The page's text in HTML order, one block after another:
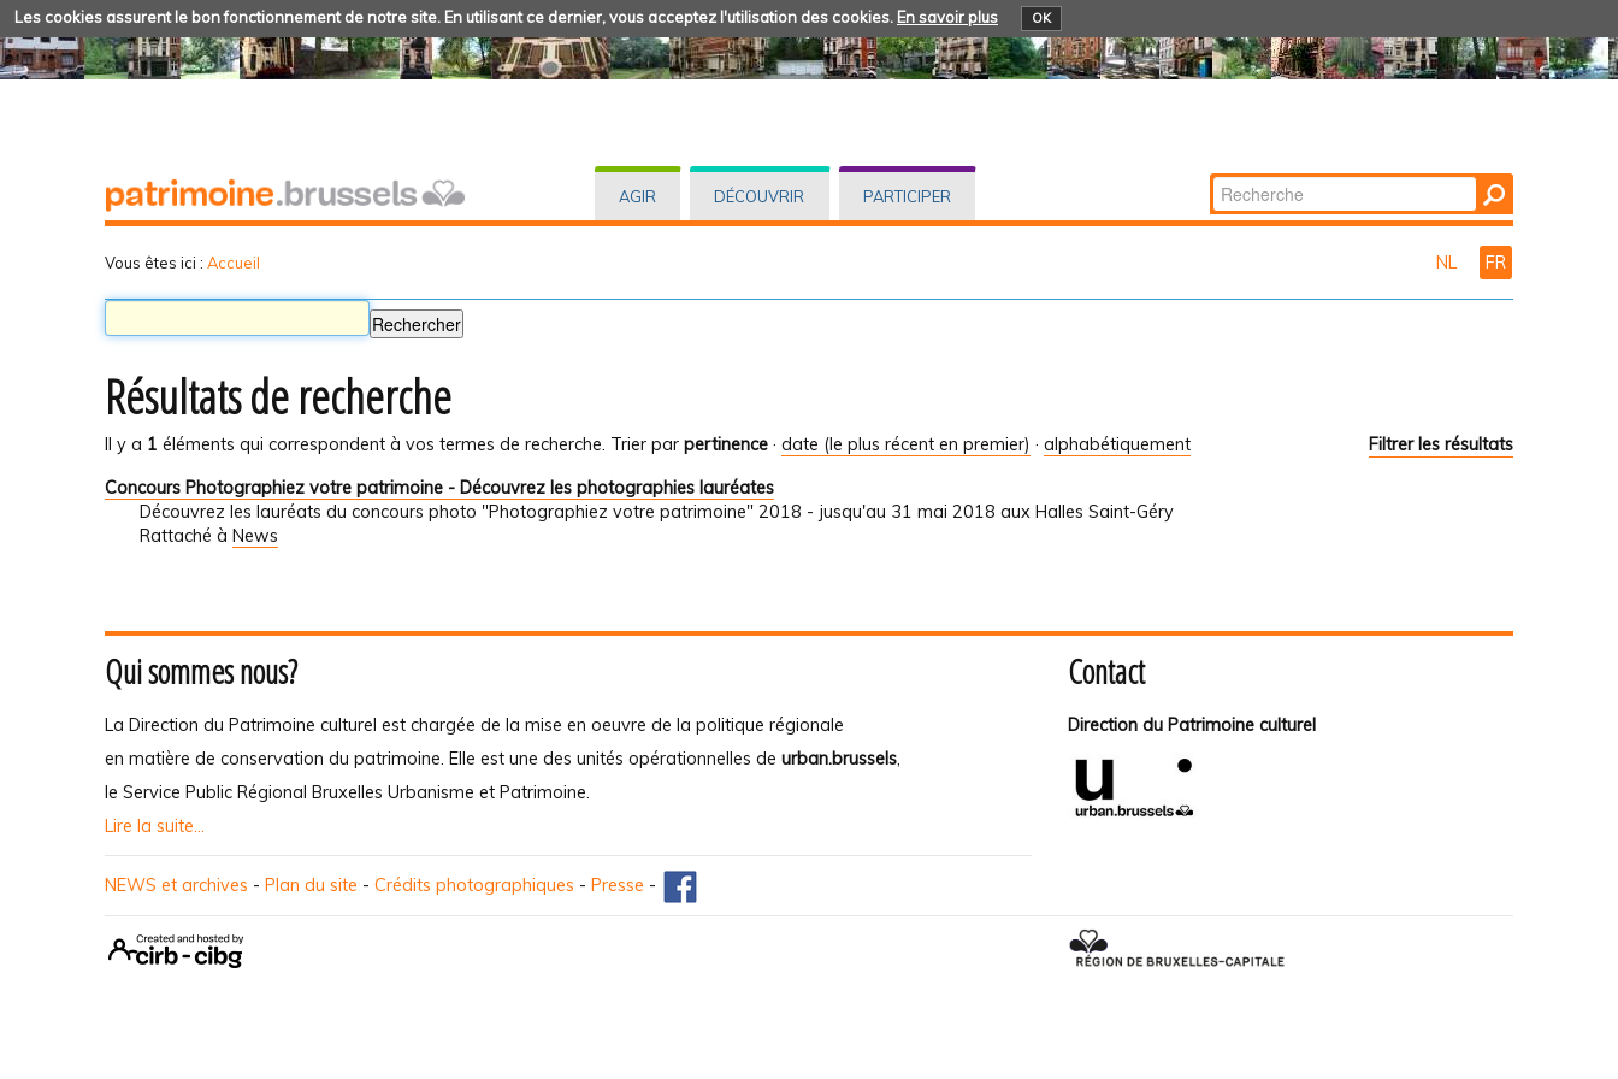
Les cookies assurent le bon fonctionnement de notre site. En utilisant ce dernier, vous acceptez l'utilisation des cookies. En savoir plus OK
AGIR DÉCOUVRIR PARTICIPER Chercher par
Recherche
Vous êtes ici : Accueil NL FR
Résultats de recherche
Il y a 1 éléments qui correspondent à vos termes de recherche. Filtrer les résultats
Trier par pertinence · date (le plus récent en premier) · alphabétiquement
Concours Photographiez votre patrimoine - Découvrez les photographies lauréates
Découvrez les lauréats du concours photo "Photographiez votre patrimoine" 2018 - jusqu'au 31 mai 2018 aux Halles Saint-Géry
Rattaché à News
Qui sommes nous?
La Direction du Patrimoine culturel est chargée de la mise en oeuvre de la politique régionale
en matière de conservation du patrimoine. Elle est une des unités opérationnelles de urban.brussels,
le Service Public Régional Bruxelles Urbanisme et Patrimoine.
Lire la suite...
Contact
Direction du Patrimoine culturel
NEWS et archives - Plan du site - Crédits photographiques - Presse -